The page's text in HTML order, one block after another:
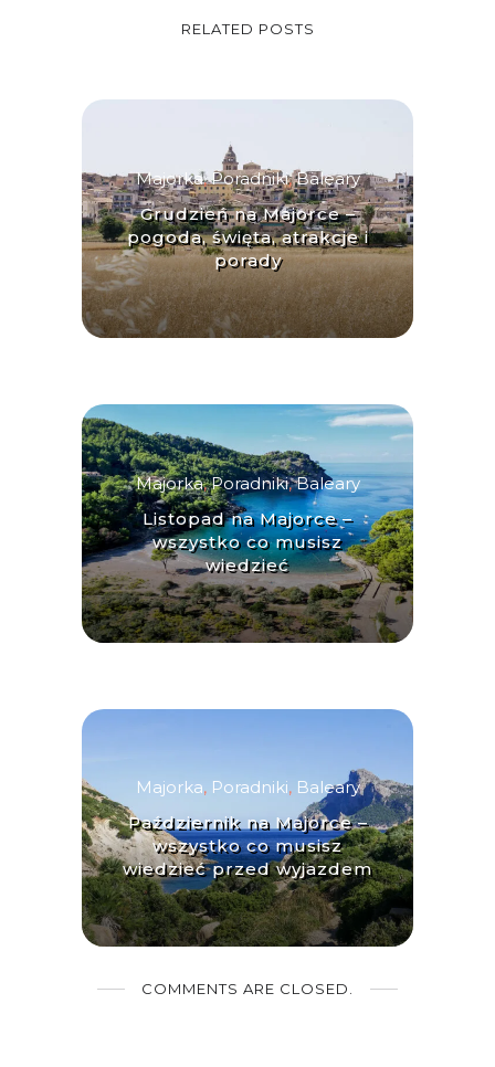
RELATED POSTS
Majorka,Poradniki,Baleary
Grudzień na Majorce –
pogoda, święta, atrakcje i
porady
Majorka,Poradniki,Baleary
Listopad na Majorce –
wszystko co musisz
wiedzieć
Majorka, Poradniki, Baleary
Październik na Majorce –
wszystko co musisz
wiedzieć przed wyjazdem
COMMENTS ARE CLOSED.